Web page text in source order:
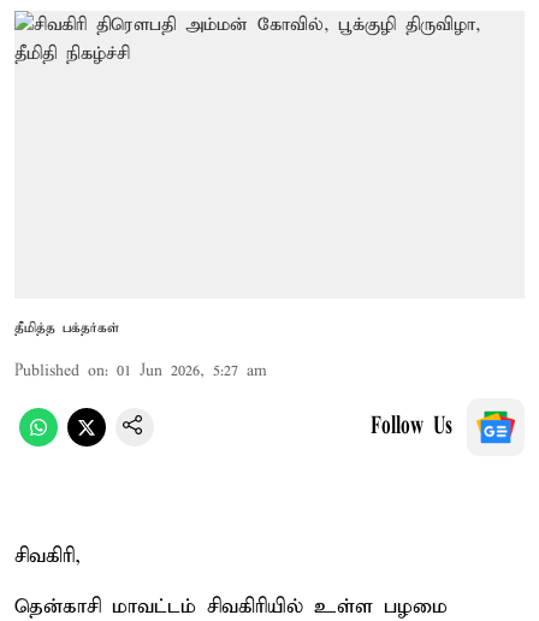
தீமித்த பக்தர்கள்
Published on: 01 Jun 2026, 5:27 am
Follow Us
சிவகிரி,
தென்காசி மாவட்டம் சிவகிரியில் உள்ள பழமை